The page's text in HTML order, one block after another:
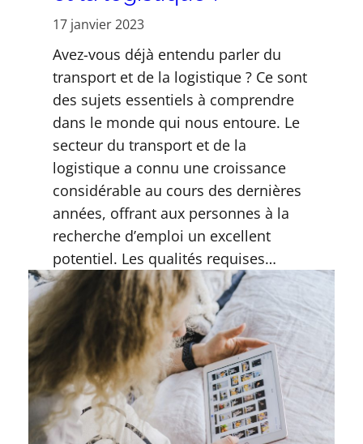
17 janvier 2023
Avez-vous déjà entendu parler du
transport et de la logistique ? Ce sont
des sujets essentiels à comprendre
dans le monde qui nous entoure. Le
secteur du transport et de la
logistique a connu une croissance
considérable au cours des dernières
années, offrant aux personnes à la
recherche d’emploi un excellent
potentiel. Les qualités requises…